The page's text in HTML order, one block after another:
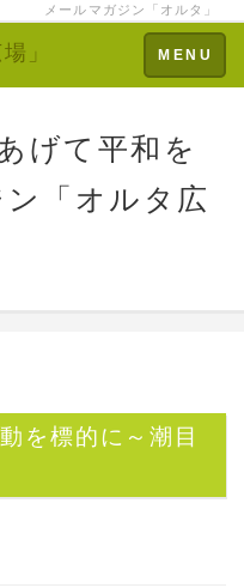
ールマガジン「オルタ」
Toggle
navigation
MENU
」
げて平和を
「オルタ広
を標的に～潮目